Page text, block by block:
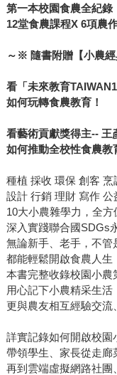
第一本校園食農全紀錄
12堂食農課程X 6項農
～※ 隨書附贈【小農
看「未來教育
如何玩轉食農教育！
看藝術貢獻獎得主-- 王
如何推動全校性食農教
種植 採收 環保 創客 烹
設計 行銷 理財 寫作 公
10大小農雜學力，全方
深入實踐聯合國SDGs
無論新手、老手，不管
都能輕鬆開啟食農人生
本書完整收錄校園小農
用心記下小農精采生活
更與農友相互經驗交流
詳實記錄如何開啟校園
帶領學生、家長從走廊
再到雲端虛擬網路社團